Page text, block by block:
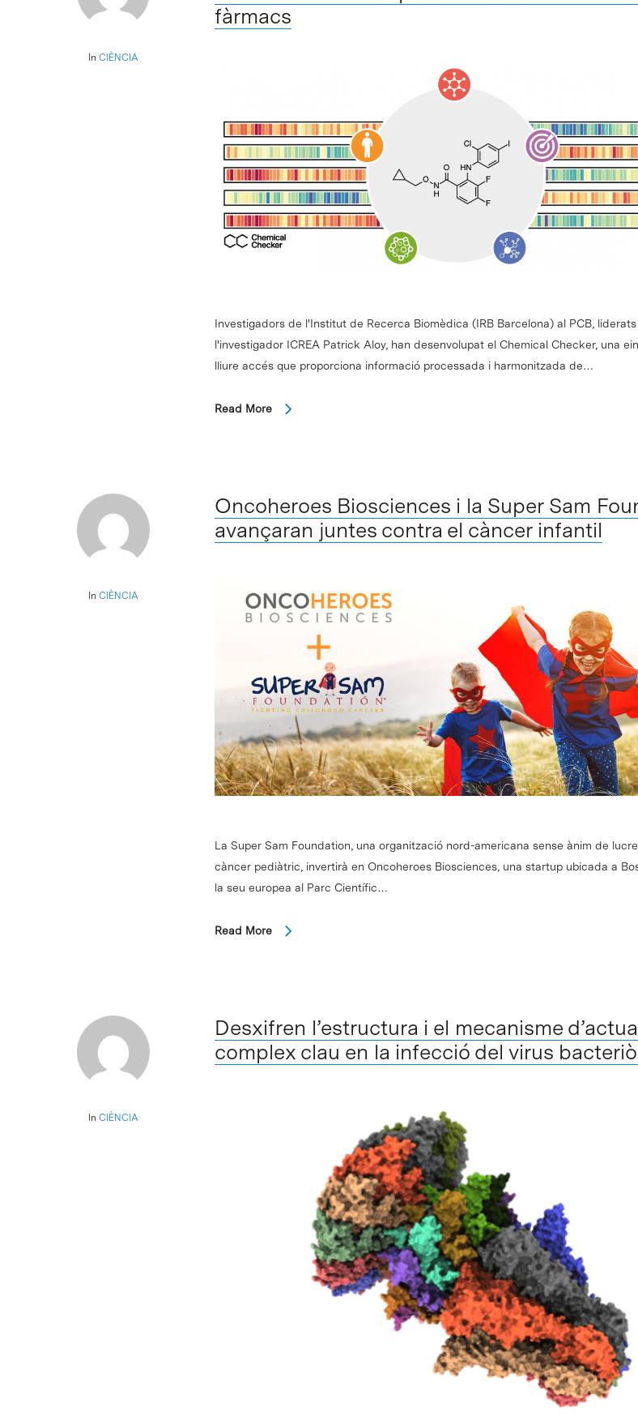
In CIÈNCIA
fàrmacs
Investigadors de l'Institut de Recerca Biomèdica (IRB Barcelona) al PCB,
l'investigador ICREA Patrick Aloy, han desenvolupat el Chemical Checker, una
lliure accés que proporciona informació processada i harmonitzada de…
Read More
In CIÈNCIA
Oncoheroes Biosciences i la Super Sam
avançaran juntes contra el càncer infantil
La Super Sam Foundation, una organització nord-americana sense ànim de
càncer pediàtric, invertirà en Oncoheroes Biosciences, una startup ubicada a
la seu europea al Parc Científic…
Read More
In CIÈNCIA
Desxifren l’estructura i el mecanisme
complex clau en la infecció del virus